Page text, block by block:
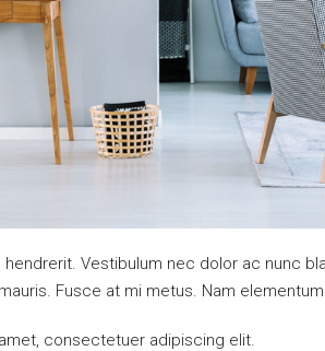
Vestibulum nec dolor ac nunc
Fusce at mi metus. Nam
consectetuer adipiscing elit.